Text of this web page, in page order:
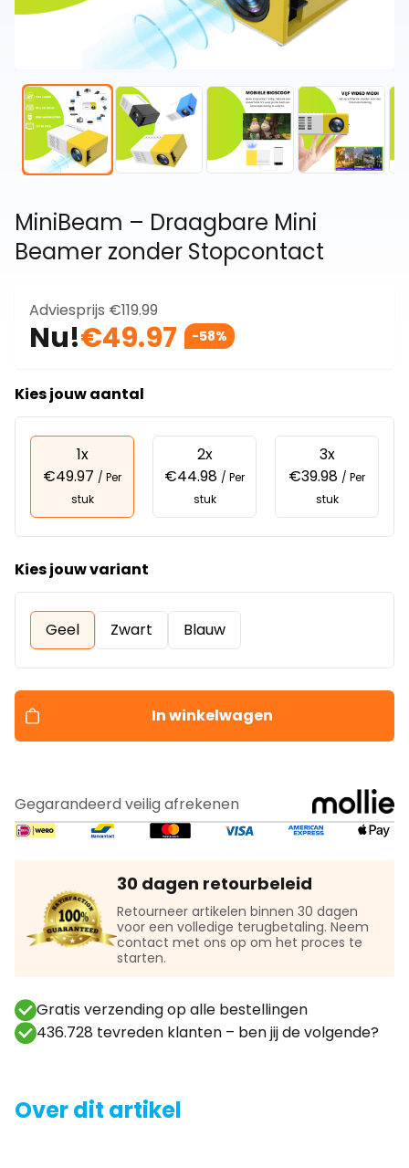
MiniBeam – Draagbare Mini
Beamer zonder Stopcontact
Adviesprijs €119.99
Nu!€49.97 -58%
Kies jouw aantal
1x
€49.97 / Per
stuk
2x
€44.98 / Per
stuk
3x
€39.98 / Per
stuk
Kies jouw variant
Geel Zwart Blauw
In winkelwagen
Gegarandeerd veilig afrekenen
30 dagen retourbeleid
Retourneer artikelen binnen 30 dagen
voor een volledige terugbetaling. Neem
contact met ons op om het proces te
starten.
Gratis verzending op alle bestellingen
436.728 tevreden klanten – ben jij de volgende?
Over dit artikel